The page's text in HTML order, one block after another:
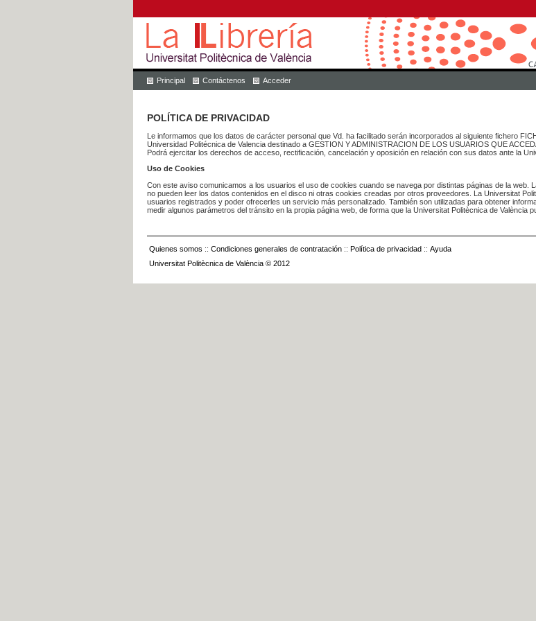
Principal Contáctenos Acceder
POLÍTICA DE PRIVACIDAD
Le informamos que los datos de carácter personal que Vd. ha facilitado serán incorporados al siguiente fichero
Universidad Politécnica de Valencia destinado a GESTION Y ADMINISTRACION DE LOS USUARIOS QUE
Podrá ejercitar los derechos de acceso, rectificación, cancelación y oposición en relación con sus datos ante la
Uso de Cookies
Con este aviso comunicamos a los usuarios el uso de cookies cuando se navega por distintas páginas de la web.
no pueden leer los datos contenidos en el disco ni otras cookies creadas por otros proveedores. La Universitat
usuarios registrados y poder ofrecerles un servicio más personalizado. También son utilizadas para obtener
medir algunos parámetros del tránsito en la propia página web, de forma que la Universitat Politècnica de
Quienes somos :: Condiciones generales de contratación :: Política de privacidad :: Ayuda
Universitat Politècnica de València © 2012